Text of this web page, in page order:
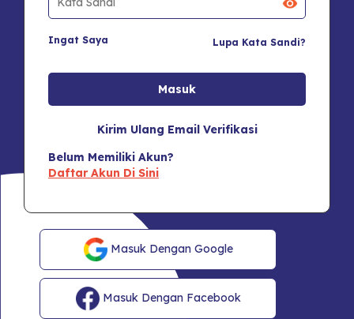
Ingat Saya Lupa Kata Sandi?
Kirim Ulang Email Verifikasi
Belum Memiliki Akun?
Daftar Akun Di Sini
Masuk Dengan Google
Masuk Dengan Facebook